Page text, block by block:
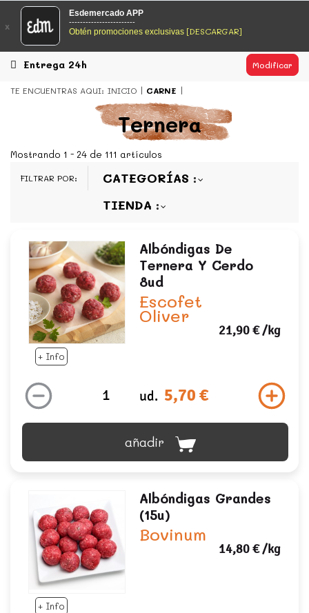
EsDeMercado.com
EsDeMercado.com
los mejores mercados de Barcelona y de productores
locales.
EsDeMercado.com
te lleva a casa los mejores productos de
los mejores mercados de Barcelona y de productores
x
Esdemercado APP
------------------------
Obtén promociones exclusivas [DESCARGAR]
Entrega 24h Modificar
TE ENCUENTRAS AQUI: INICIO CARNE
Ternera
Mostrando 1 - 24 de 111 artículos
FILTRAR POR:
CATEGORÍAS
TIENDA
+ Info
Albóndigas De
Ternera Y Cerdo
8ud
Escofet
Oliver
21,90 €/kg
ud. 5,70 €
añadir
+ Info
Albóndigas Grandes
(15u)
Bovinum
14,80 €/kg